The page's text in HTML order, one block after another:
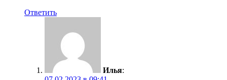
Ответить
Илья: